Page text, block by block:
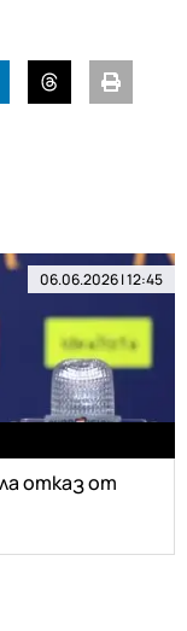
06.06.2026 | 12:45
отказ от